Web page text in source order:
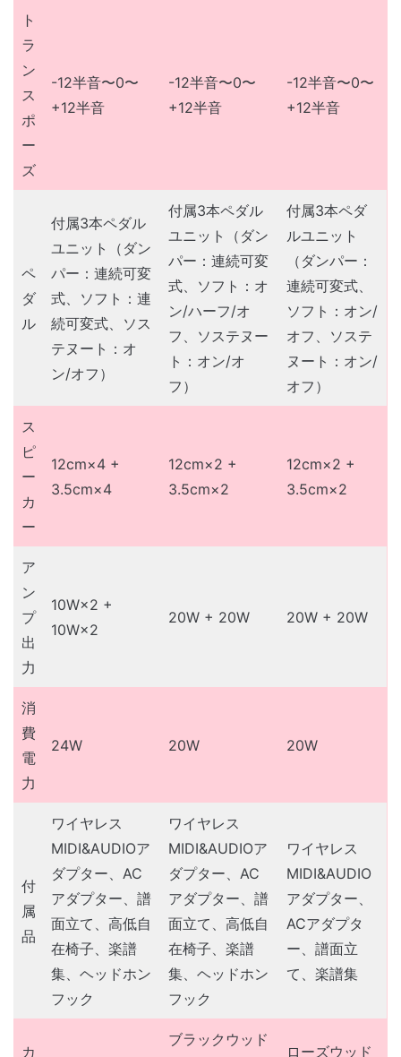
ト
ラ
ン
ス
ポ
ー
ズ
-12半音〜0〜
+12半音
-12半音〜0〜
+12半音
-12半音〜0〜
+12半音
ペ
ダ
ル
付属3本ペダル
ユニット（ダン
パー：連続可変
式、ソフト：連
続可変式、ソス
テヌート：オ
ン/オフ）
付属3本ペダル
ユニット（ダン
パー：連続可変
式、ソフト：オ
ン/ハーフ/オ
フ、ソステヌー
ト：オン/オ
フ）
付属3本ペダ
ルユニット
（ダンパー：
連続可変式、
ソフト：オン/
オフ、ソステ
ヌート：オン/
オフ）
ス
ピ
ー
カ
ー
12cm×4 +
3.5cm×4
12cm×2 +
3.5cm×2
12cm×2 +
3.5cm×2
ア
ン
プ
出
力
10W×2 +
10W×2
20W + 20W 20W + 20W
消
費
電
力
24W 20W 20W
付
属
品
ワイヤレス
MIDI&AUDIOア
ダプター、AC
アダプター、譜
面立て、高低自
在椅子、楽譜
集、ヘッドホン
フック
ワイヤレス
MIDI&AUDIOア
ダプター、AC
アダプター、譜
面立て、高低自
在椅子、楽譜
集、ヘッドホン
フック
ワイヤレス
MIDI&AUDIO
アダプター、
ACアダプタ
ー、譜面立
て、楽譜集
カ
ブラックウッド
ローズウッド